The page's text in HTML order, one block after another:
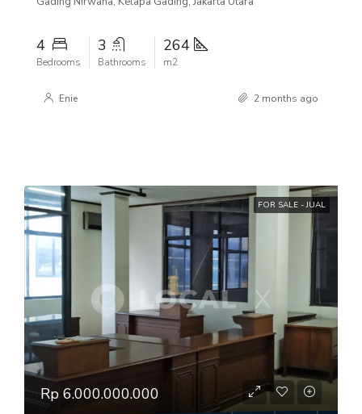
4
Bedrooms
3
Bathrooms
264
m2
Enie 2 months ago
FOR SALE - JUAL
Rp 6.000.000.000